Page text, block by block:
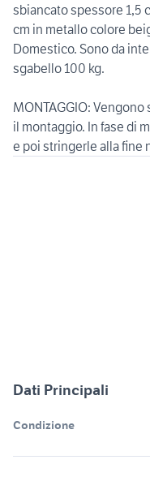
sbiancato spessore 1,5
cm in metallo colore
Domestico. Sono da
sgabello 100 kg.
MONTAGGIO:
il montaggio. In fase di
e poi stringerle alla fine
Dati Principali
Condizione